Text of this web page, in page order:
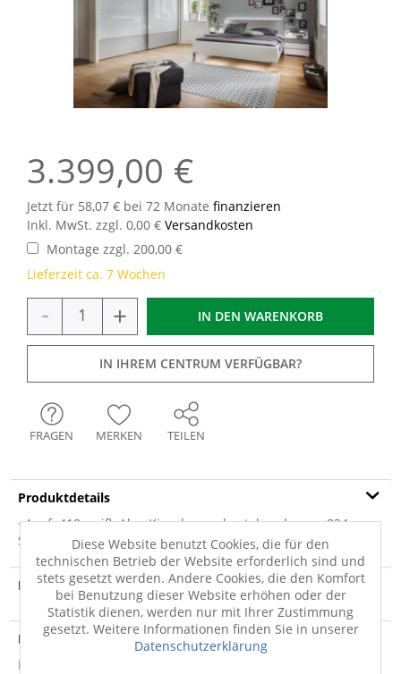
3.399,00 €
Jetzt für 58,07 € bei 72 Monate finanzieren
Inkl. MwSt. zzgl. 0,00 € Versandkosten
Lieferzeit ca. 7 Wochen
Montage zzgl. 200,00 €
- + IN DEN WARENKORB
IN IHREM CENTRUM VERFÜGBAR?
FRAGEN MERKEN TEILEN
Produktdetails
· Ausf. 418 weiß, Abs. Kieselgrau · bestehend aus: · 834
Schwebetürenschrank 2trg · BHT: ca....mehr
Produktvideo
Produktsicherheit
Produktsicherheit
Diese Website benutzt Cookies, die für den
technischen Betrieb der Website erforderlich sind und
stets gesetzt werden. Andere Cookies, die den Komfort
bei Benutzung dieser Website erhöhen oder der
Statistik dienen, werden nur mit Ihrer Zustimmung
gesetzt. Weitere Informationen finden Sie in unserer
Datenschutzerklärung